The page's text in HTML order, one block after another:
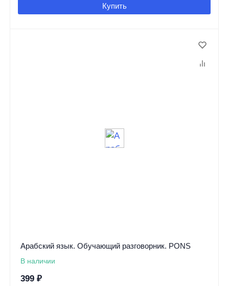
Купить
Арабский язык. Обучающий разговорник. PONS
В наличии
399 ₽